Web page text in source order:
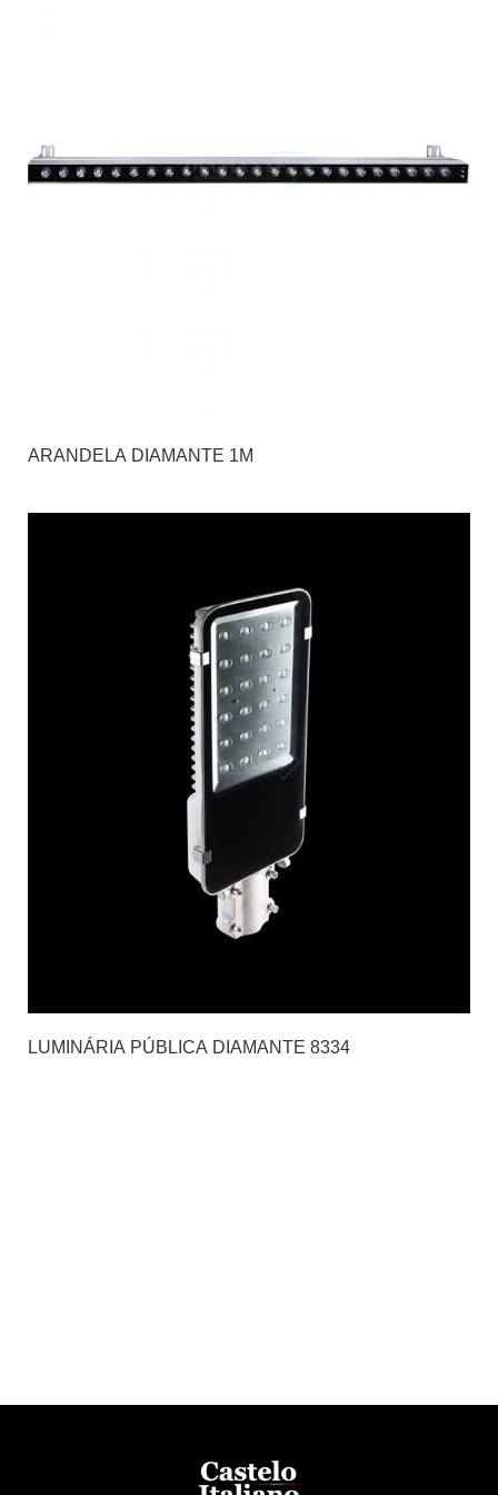
ARANDELA DIAMANTE 1M
LUMINÁRIA PÚBLICA DIAMANTE 8334